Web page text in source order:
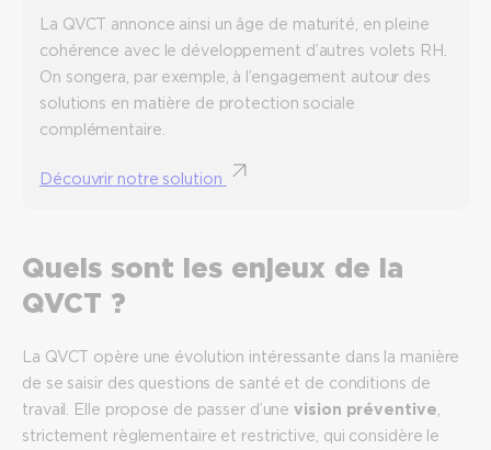
La QVCT annonce ainsi un âge de maturité, en pleine
cohérence avec le développement d’autres volets RH.
On songera, par exemple, à l’engagement autour des
solutions en matière de protection sociale
complémentaire.
Découvrir notre solution
Quels sont les enjeux de la
QVCT ?
La QVCT opère une évolution intéressante dans la manière
de se saisir des questions de santé et de conditions de
travail. Elle propose de passer d’unevision préventive
strictement règlementaire et restrictive, qui considère le